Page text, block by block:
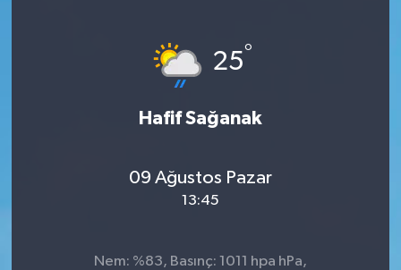
25°
Hafif Sağanak
09 Ağustos Pazar
13:45
Nem: %83, Basınç: 1011 hpa hPa,
Kültür Sanat
Korkut